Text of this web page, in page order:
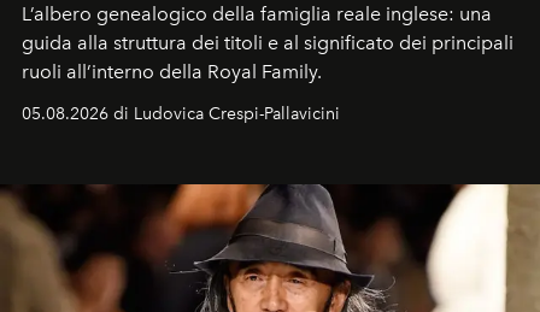
L’albero genealogico della famiglia reale inglese: una
guida alla struttura dei titoli e al significato dei principali
ruoli all’interno della Royal Family.
05.08.2026 di Ludovica Crespi-Pallavicini